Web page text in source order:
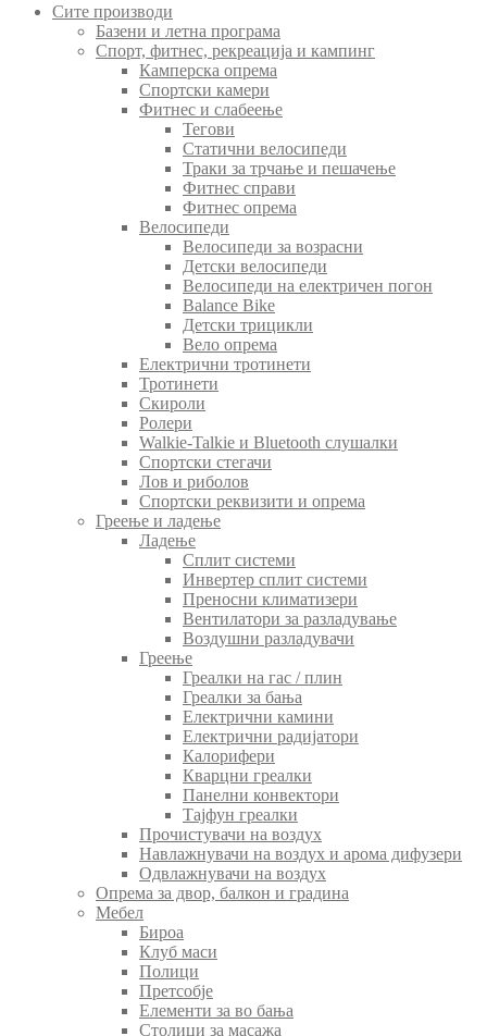
Сите производи
Базени и летна програма
Спорт, фитнес, рекреација и кампинг
Камперска опрема
Спортски камери
Фитнес и слабеење
Тегови
Статични велосипеди
Траки за трчање и пешачење
Фитнес справи
Фитнес опрема
Велосипеди
Велосипеди за возрасни
Детски велосипеди
Велосипеди на електричен погон
Balance Bike
Детски трицикли
Вело опрема
Електрични тротинети
Тротинети
Скироли
Ролери
Walkie-Talkie и Bluetooth слушалки
Спортски стегачи
Лов и риболов
Спортски реквизити и опрема
Греење и ладење
Ладење
Сплит системи
Инвертер сплит системи
Преносни климатизери
Вентилатори за разладување
Воздушни разладувачи
Греење
Греалки на гас / плин
Греалки за бања
Електрични камини
Електрични радијатори
Калорифери
Кварцни греалки
Панелни конвектори
Тајфун греалки
Прочистувачи на воздух
Навлажнувачи на воздух и арома дифузери
Одвлажнувачи на воздух
Опрема за двор, балкон и градина
Мебел
Бироа
Клуб маси
Полици
Претсобје
Елементи за во бања
Столици за масажа